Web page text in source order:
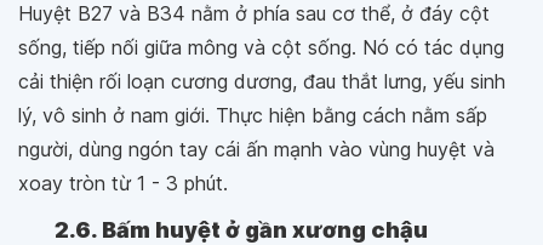
Huyệt B27 và B34 nằm ở phía sau cơ thể, ở đáy cột
sống, tiếp nối giữa mông và cột sống. Nó có tác dụng
cải thiện rối loạn cương dương, đau thắt lưng, yếu sinh
lý, vô sinh ở nam giới. Thực hiện bằng cách nằm sấp
người, dùng ngón tay cái ấn mạnh vào vùng huyệt và
xoay tròn từ 1 - 3 phút.
2.6. Bấm huyệt ở gần xương chậu